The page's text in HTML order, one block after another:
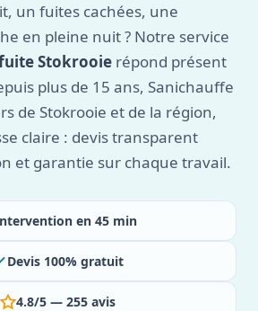
un fuites cachées, une
en pleine nuit ? Notre service
Stokrooie répond présent
plus de 15 ans, Sanichauffe
de Stokrooie et de la région,
claire : devis transparent
et garantie sur chaque travail.
en 45 min
Devis 100% gratuit
4.8/5 — 255 avis